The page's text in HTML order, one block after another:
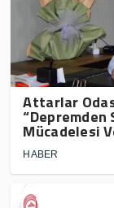
Attarlar
“Depremden
Mücadelesi
HABER